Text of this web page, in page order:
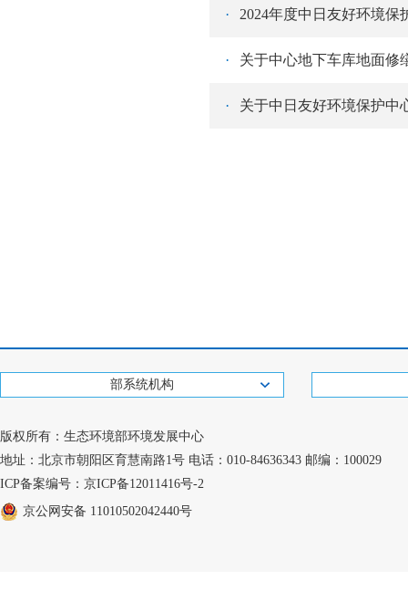
· 2024年度中日友好环境保
· 关于中心地下车库地面修
· 关于中日友好环境保护中
部系统机构
版权所有：生态环境部环境发展中心
地址：北京市朝阳区育慧南路1号 电话：010-84636343 邮编：100029
ICP备案编号：京ICP备12011416号-2
京公网安备 11010502042440号